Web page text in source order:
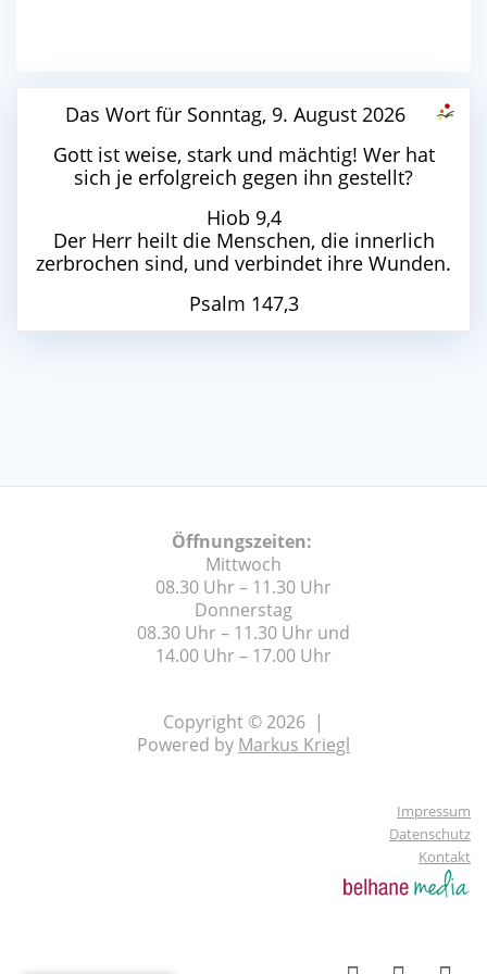
Das Wort für Sonntag, 9. August 2026
Gott ist weise, stark und mächtig! Wer hat
sich je erfolgreich gegen ihn gestellt?
Hiob 9,4
Der Herr heilt die Menschen, die innerlich
zerbrochen sind, und verbindet ihre Wunden.
Psalm 147,3
Öffnungszeiten:
Mittwoch
08.30 Uhr – 11.30 Uhr
Donnerstag
08.30 Uhr – 11.30 Uhr und
14.00 Uhr – 17.00 Uhr
Copyright © 2026 |
Powered by Markus Kriegl
Impressum
Datenschutz
Kontakt